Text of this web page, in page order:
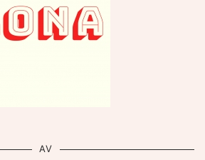
AV